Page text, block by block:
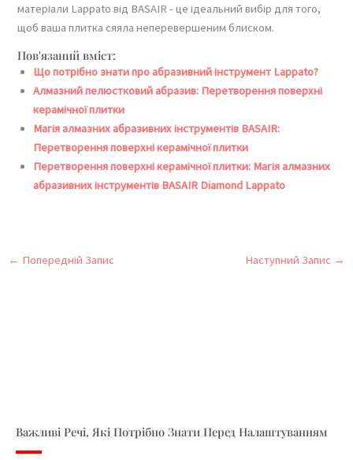
матеріали Lappato від BASAIR - це ідеальний вибір для того,
щоб ваша плитка сяяла неперевершеним блиском.
Пов'язаний вміст:
Що потрібно знати про абразивний інструмент Lappato?
Алмазний пелюстковий абразив: Перетворення поверхні
керамічної плитки
Магія алмазних абразивних інструментів BASAIR:
Перетворення поверхні керамічної плитки
Перетворення поверхні керамічної плитки: Магія алмазних
абразивних інструментів BASAIR Diamond Lappato
← Попередній Запис Наступний Запис →
Важливі Речі, Які Потрібно Знати Перед Налаштуванням